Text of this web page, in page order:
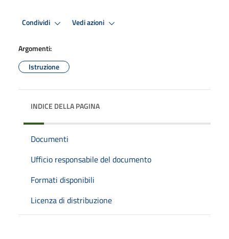
Condividi Vedi azioni
Argomenti:
Istruzione
INDICE DELLA PAGINA
Documenti
Ufficio responsabile del documento
Formati disponibili
Licenza di distribuzione